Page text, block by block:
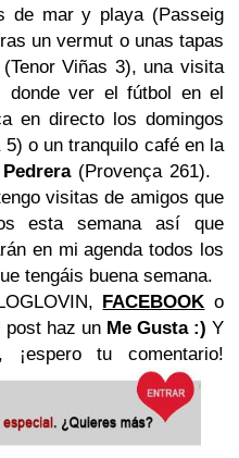
de mar y playa (Passeig
un vermut o unas tapas
Viñas 3), una visita
donde ver el fútbol en el
en directo los domingos
o un tranquilo café en la
(Provença 261).
visitas de amigos que
esta semana así que
en mi agenda todos los
tengáis buena semana.
FACEBOOK o
post haz un Me Gusta :) Y
tu comentario!